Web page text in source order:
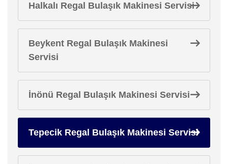
Halkalı Regal Bulaşık Makinesi Servisi
Beykent Regal Bulaşık Makinesi
Servisi
İnönü Regal Bulaşık Makinesi Servisi
Tepecik Regal Bulaşık Makinesi Servisi